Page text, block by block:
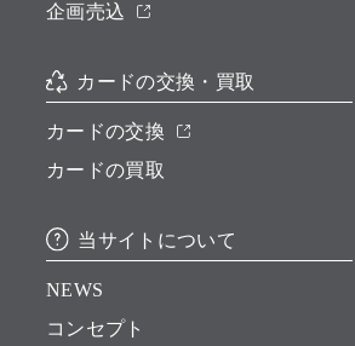
企画売込
カードの交換・買取
カードの交換
カードの買取
当サイトについて
NEWS
コンセプト